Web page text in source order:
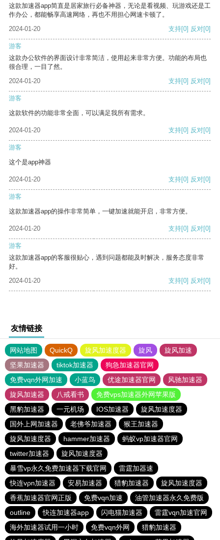
这款加速器app简直是居家旅行必备神器，无论是看视频、玩游戏还是工
作办公，都能畅享高速网络，再也不用担心网速卡顿了。
2024-01-20
支持[0] 反对[0]
游客
这款办公软件的界面设计非常简洁，使用起来非常方便。功能的布局也
很合理，一目了然。
2024-01-20
支持[0] 反对[0]
游客
这款软件的功能非常全面，可以满足我所有需求。
2024-01-20 支持[0] 反对[0]
游客
这个是app神器
2024-01-20 支持[0] 反对[0]
游客
这款加速器app的操作非常简单，一键加速就能开启，非常方便。
2024-01-20 支持[0] 反对[0]
游客
这款加速器app的客服很贴心，遇到问题都能及时解决，服务态度非常
好。
2024-01-20
支持[0] 反对[0]
友情链接
网站地图 QuickQ 旋风加速度器 旋风
旋风加速
坚果加速器
tiktok加速器
狗急加速器官网
免费vqn外网加速
小蓝鸟 优途加速器官网
风驰加速器
旋风加速器
八戒看书
免费vps加速器外网苹果版
黑豹加速器
一元机场 IOS加速器
旋风加速度器
国外上网加速器
老佛爷加速器
猴王加速器
旋风加速度器
hammer加速器
蚂蚁vp加速器官网
twitter加速器
旋风加速度器
暴雪vp永久免费加速器下载官网
雷霆加器速
快连vρn加速器
安易加速器 猎豹加速器
旋风加速度器
香蕉加速器官网正版
免费vqn加速
油管加速器永久免费版
outline
快连加速器app 闪电猫加速器
雷霆vqn加速官网
海外加速器试用一小时
免费vqn外网
猎豹加速器